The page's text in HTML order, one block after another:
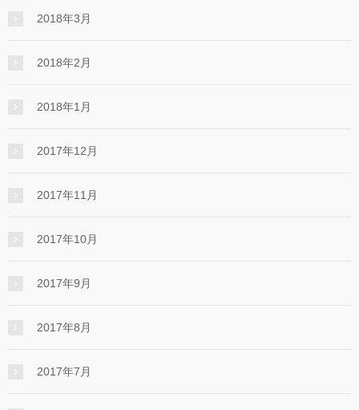
2018年3月
2018年2月
2018年1月
2017年12月
2017年11月
2017年10月
2017年9月
2017年8月
2017年7月